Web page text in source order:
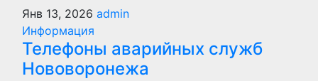
Янв 13, 2026 admin
Информация
Телефоны аварийных служб
Нововоронежа